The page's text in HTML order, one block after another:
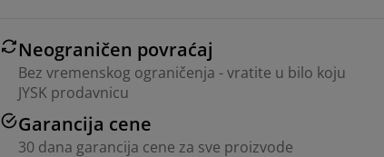
Neograničen povraćaj
Bez vremenskog ograničenja - vratite u bilo koju
JYSK prodavnicu
Garancija cene
30 dana garancija cene za sve proizvode